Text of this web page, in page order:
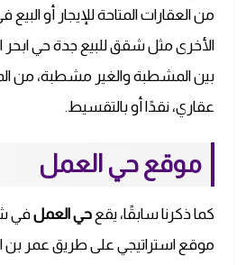
من العقارات المتاحة للإيجار أو
الأخرى مثل شقق للبيع جدة حي ابحر
بين المشطبة والغير مشطبة، من
عقاري، نقدًا أو بالتقسيط.
موقع حي العمل
كما ذكرنا سابقًا، يقع حي العملفي
موقع استراتيجي على طريق عمر بن